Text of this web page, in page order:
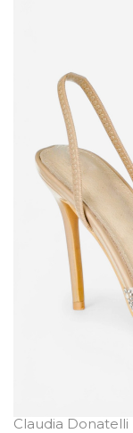
Claudia Donatelli